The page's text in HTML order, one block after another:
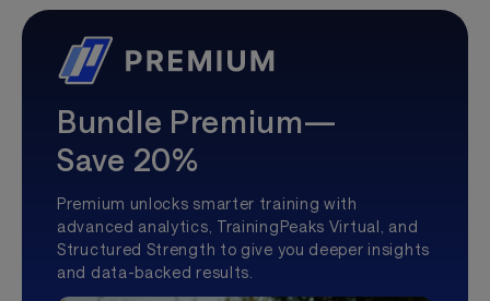
Bundle Premium—
Save 20%
Premium unlocks smarter training with
advanced analytics, TrainingPeaks Virtual, and
Structured Strength to give you deeper insights
and data-backed results.